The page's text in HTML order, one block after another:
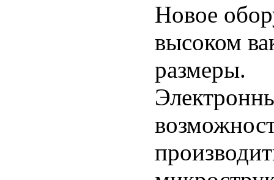
Новое
высоком
размеры.